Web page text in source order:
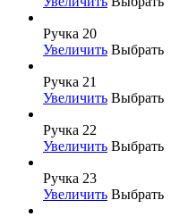
Ручка 20
Увеличить Выбрать
Ручка 21
Увеличить Выбрать
Ручка 22
Увеличить Выбрать
Ручка 23
Увеличить Выбрать